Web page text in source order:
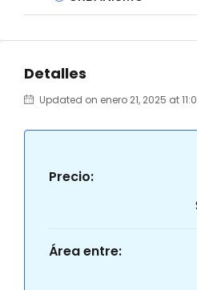
Detalles
Updated on enero 21, 2025 at
Precio:
Área entre: